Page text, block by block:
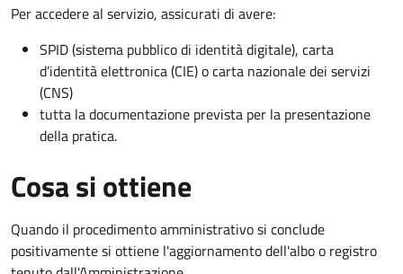
Per accedere al servizio, assicurati di avere:
SPID (sistema pubblico di identità digitale), carta
d’identità elettronica (CIE) o carta nazionale dei servizi
(CNS)
tutta la documentazione prevista per la presentazione
della pratica.
Cosa si ottiene
Quando il procedimento amministrativo si conclude
positivamente si ottiene l'aggiornamento dell'albo o registro